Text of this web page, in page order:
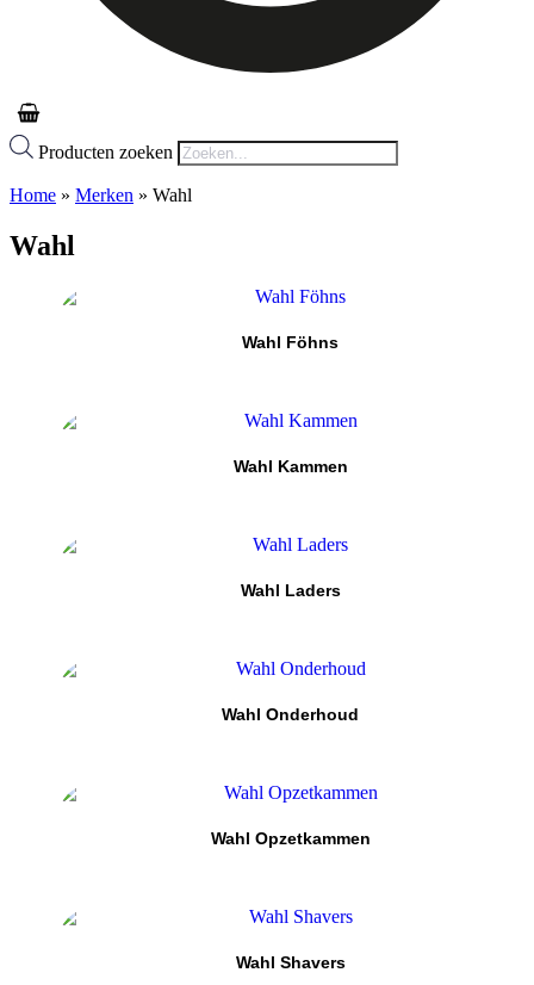
Producten zoeken
Home » Merken » Wahl
Wahl
Wahl Föhns
Wahl Kammen
Wahl Laders
Wahl Onderhoud
Wahl Opzetkammen
Wahl Shavers